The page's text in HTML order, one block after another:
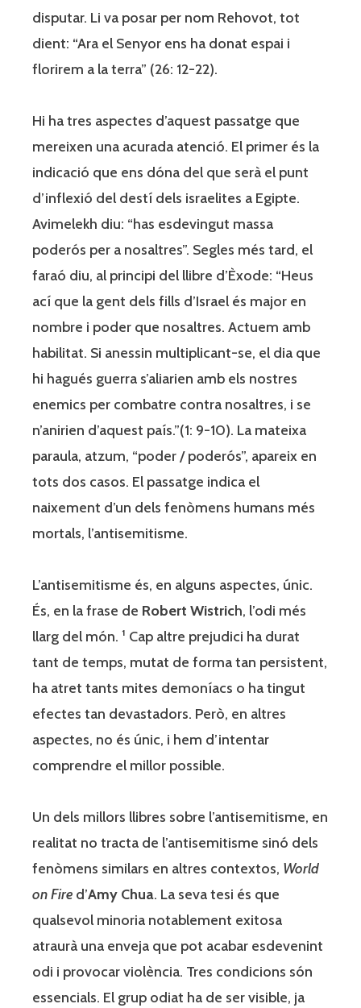
disputar. Li va posar per nom Rehovot, tot
dient: “Ara el Senyor ens ha donat espai i
florirem a la terra” (26: 12-22).
Hi ha tres aspectes d’aquest passatge que
mereixen una acurada atenció. El primer és la
indicació que ens dóna del que serà el punt
d’inflexió del destí dels israelites a Egipte.
Avimelekh diu: “has esdevingut massa
poderós per a nosaltres”. Segles més tard, el
faraó diu, al principi del llibre d’Èxode: “Heus
ací que la gent dels fills d’Israel és major en
nombre i poder que nosaltres. Actuem amb
habilitat. Si anessin multiplicant-se, el dia que
hi hagués guerra s’aliarien amb els nostres
enemics per combatre contra nosaltres, i se
n’anirien d’aquest país.”(1: 9-10). La mateixa
paraula, atzum, “poder / poderós”, apareix en
tots dos casos. El passatge indica el
naixement d’un dels fenòmens humans més
mortals, l’antisemitisme.
L’antisemitisme és, en alguns aspectes, únic.
És, en la frase de Robert Wistrich, l’odi més
llarg del món. ¹ Cap altre prejudici ha durat
tant de temps, mutat de forma tan persistent,
ha atret tants mites demoníacs o ha tingut
efectes tan devastadors. Però, en altres
aspectes, no és únic, i hem d’intentar
comprendre el millor possible.
Un dels millors llibres sobre l’antisemitisme, en
realitat no tracta de l’antisemitisme sinó dels
fenòmens similars en altres contextos, World
on Fire d’Amy Chua. La seva tesi és que
qualsevol minoria notablement exitosa
atraurà una enveja que pot acabar esdevenint
odi i provocar violència. Tres condicions són
essencials. El grup odiat ha de ser visible, ja